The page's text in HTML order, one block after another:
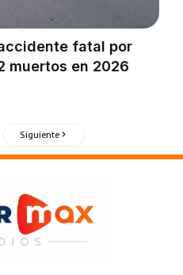
fatal por
muertos en 2026
Siguiente